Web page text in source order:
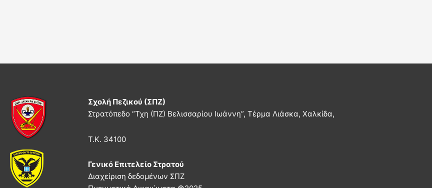
Σχολή Πεζικού (ΣΠΖ)
Στρατόπεδο “Τχη (ΠΖ) Βελισσαρίου Ιωάννη”, Τέρμα Λιάσκα, Χαλκίδα,
Τ.Κ. 34100
Γενικό Επιτελείο Στρατού
Διαχείριση δεδομένων ΣΠΖ